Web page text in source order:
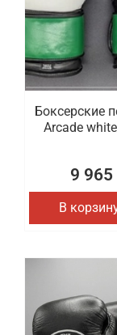
Боксерские
Arcade
9
В